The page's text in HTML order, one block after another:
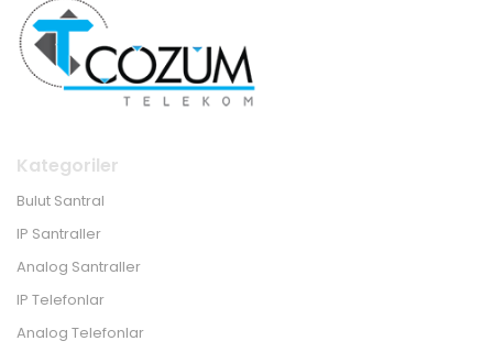
Kategoriler
Bulut Santral
IP Santraller
Analog Santraller
IP Telefonlar
Analog Telefonlar